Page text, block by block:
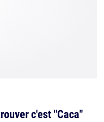
c'est "Caca"